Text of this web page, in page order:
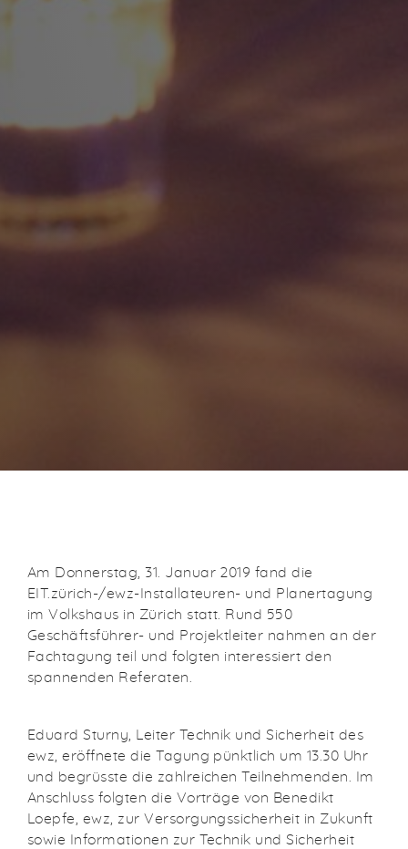
Am Donnerstag, 31. Januar 2019 fand die
EIT.zürich-/ewz-Installateuren- und Planertagung
im Volkshaus in Zürich statt. Rund 550
Geschäftsführer- und Projektleiter nahmen an der
Fachtagung teil und folgten interessiert den
spannenden Referaten.
Eduard Sturny, Leiter Technik und Sicherheit des
ewz, eröffnete die Tagung pünktlich um 13.30 Uhr
und begrüsste die zahlreichen Teilnehmenden. Im
Anschluss folgten die Vorträge von Benedikt
Loepfe, ewz, zur Versorgungssicherheit in Zukunft
sowie Informationen zur Technik und Sicherheit